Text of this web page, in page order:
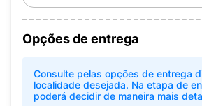
Opções de entrega
Consulte pelas opções de entrega
localidade desejada. Na etapa de
poderá decidir de maneira mais